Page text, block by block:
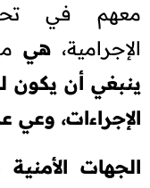
معهم في
الإجرامية، هي
ينبغي أن يكون
الإجراءات، وعي
الجهات